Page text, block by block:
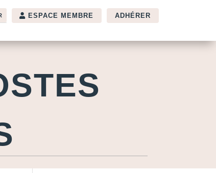
ESPACE MEMBRE ADHÉRER